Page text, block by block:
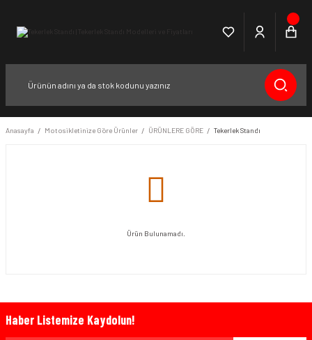
Anasayfa Motosikletinize Göre Ürünler ÜRÜNLERE GÖRE Tekerlek Standı
Ürün Bulunamadı.
Haber Listemize Kaydolun!